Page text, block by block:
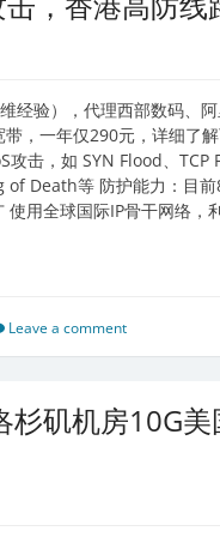
经验），代理西部数码、
，一年仅290元，详细了
攻击，如 SYN Flood、
Death等 防护能力：目
使用全球国际IP骨干网络
Leave a comment
杉矶机房10G